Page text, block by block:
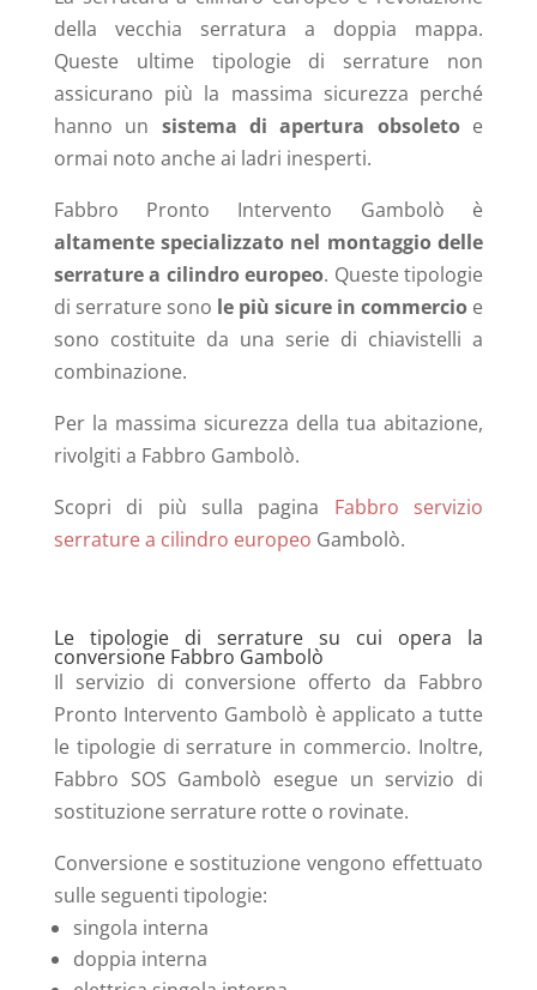
della vecchia serratura a doppia mappa.
Queste ultime tipologie di serrature non
assicurano più la massima sicurezza perché
hanno un sistema di apertura obsoletoe
ormai noto anche ai ladri inesperti.
Fabbro Pronto Intervento Gambolò
è
altamente specializzato nel montaggio delle
serrature a cilindro europeo. Queste tipologie
di serrature sono le più sicure in commercio e
sono costituite da una serie di chiavistelli a
combinazione.
Per la massima sicurezza della tua abitazione,
rivolgiti a Fabbro Gambolò.
Scopri di più sulla pagina Fabbro servizio
serrature a cilindro europeo Gambolò.
Le tipologie di serrature su cui opera la
conversione Fabbro Gambolò
Il servizio di conversione offerto da Fabbro
Pronto Intervento Gambolò è applicato a tutte
le tipologie di serrature in commercio. Inoltre,
Fabbro SOS Gambolò esegue un servizio di
sostituzione serrature rotte o rovinate.
Conversione e sostituzione vengono effettuato
sulle seguenti tipologie:
singola interna
doppia interna